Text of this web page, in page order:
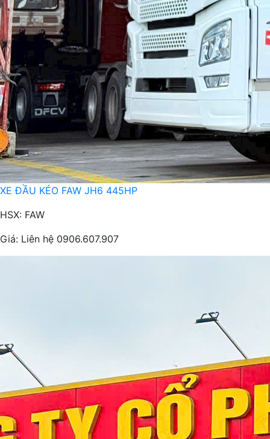
XE ĐẦU KÉO FAW JH6 445HP
HSX: FAW
Giá: Liên hệ 0906.607.907